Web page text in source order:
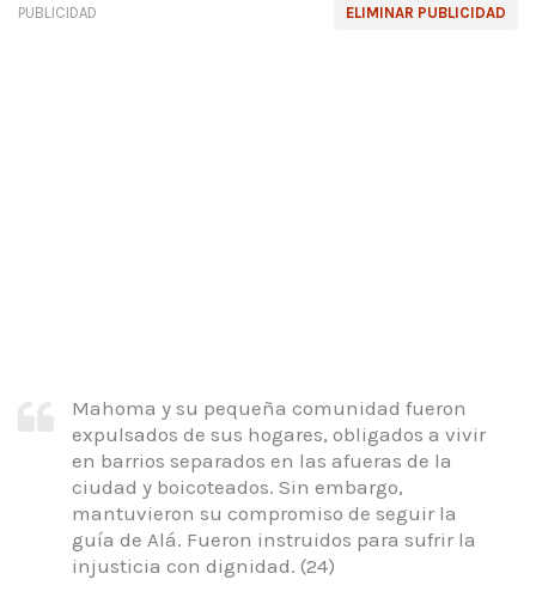
ELIMINAR PUBLICIDAD
PUBLICIDAD
Mahoma y su pequeña comunidad fueron
expulsados de sus hogares, obligados a vivir
en barrios separados en las afueras de la
ciudad y boicoteados. Sin embargo,
mantuvieron su compromiso de seguir la
guía de Alá. Fueron instruidos para sufrir la
injusticia con dignidad. (24)